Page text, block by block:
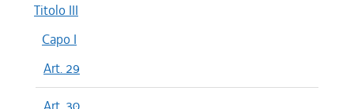
Titolo III
Capo I
Art. 29